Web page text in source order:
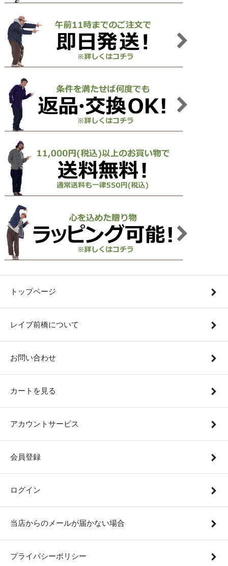
トップページ
レイブ前橋について
お問い合わせ
カートを見る
アカウントサービス
会員登録
ログイン
当店からのメールが届かない場合
プライバシーポリシー